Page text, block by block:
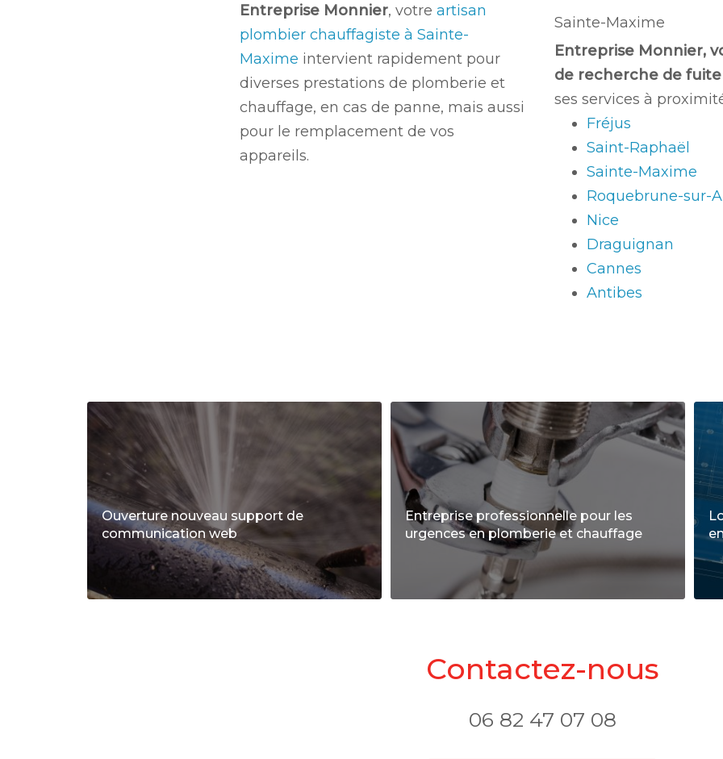
Entreprise Monnier, votre artisan
plombier chauffagiste à Sainte-
Maxime intervient rapidement pour
diverses prestations de plomberie et
chauffage, en cas de panne, mais aussi
pour le remplacement de vos
appareils.
Sainte-Maxime
Entreprise Monnier,
de recherche de fuite
ses services à
Fréjus
Saint-Raphaël
Sainte-Maxime
Roquebrune-sur-
Nice
Draguignan
Cannes
Antibes
Ouverture nouveau support de
communication web
Entreprise professionnelle pour les
urgences en plomberie et chauffage
Contactez-nous
06 82 47 07 08